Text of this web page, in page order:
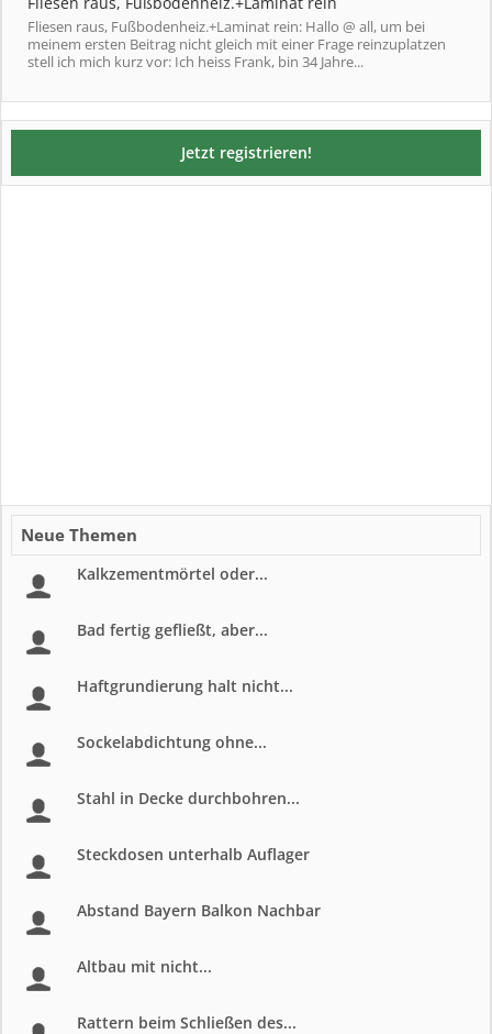
Fliesen raus, Fußbodenheiz.+Laminat rein: Hallo @ all, um bei
meinem ersten Beitrag nicht gleich mit einer Frage reinzuplatzen
stell ich mich kurz vor: Ich heiss Frank, bin 34 Jahre...
Jetzt registrieren!
Neue Themen
Kalkzementmörtel oder...
Bad fertig gefließt, aber...
Haftgrundierung halt nicht...
Sockelabdichtung ohne...
Stahl in Decke durchbohren...
Steckdosen unterhalb Auflager
Abstand Bayern Balkon Nachbar
Altbau mit nicht...
Rattern beim Schließen des...